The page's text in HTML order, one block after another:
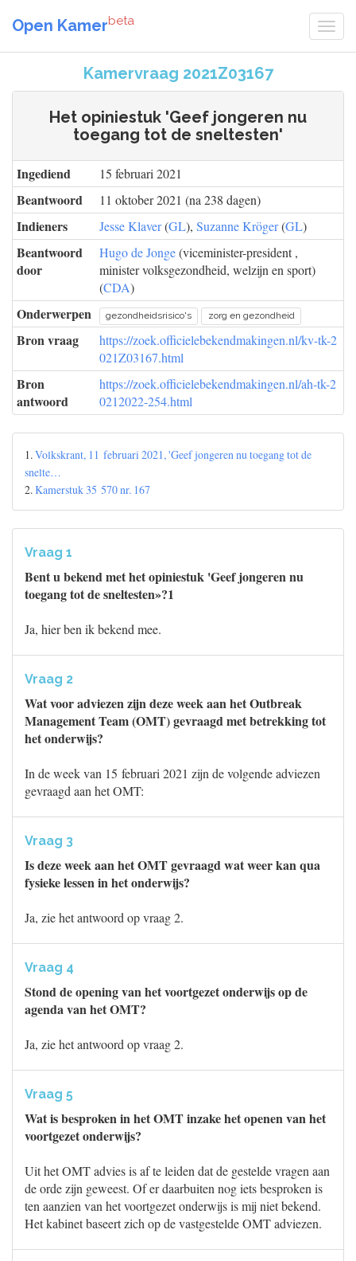
Open Kamerbeta
Kamervraag 2021Z03167
Het opiniestuk 'Geef jongeren nu
toegang tot de sneltesten'
Ingediend 15 februari 2021
Beantwoord 11 oktober 2021 (na 238 dagen)
Indieners Jesse Klaver(GL), Suzanne Kröger(GL)
Beantwoord
door
Hugo de Jonge(viceminister-president ,
minister volksgezondheid, welzijn en sport)
(CDA)
Onderwerpen gezondheidsrisico's zorg en gezondheid
Bron vraag
https://zoek.officielebekendmakingen.nl/kv-tk-2
021Z03167.html
Bron
antwoord
https://zoek.officielebekendmakingen.nl/ah-tk-2
0212022-254.html
1.Volkskrant, 11 februari 2021, 'Geef jongeren nu toegang tot de
snelte…
2.Kamerstuk 35 570 nr. 167
Vraag 1
Bent u bekend met het opiniestuk 'Geef jongeren nu
toegang tot de sneltesten»?1
Ja, hier ben ik bekend mee.
Vraag 2
Wat voor adviezen zijn deze week aan het Outbreak
Management Team (OMT) gevraagd met betrekking tot
het onderwijs?
In de week van 15 februari 2021 zijn de volgende adviezen
gevraagd aan het OMT:
Vraag 3
Is deze week aan het OMT gevraagd wat weer kan qua
fysieke lessen in het onderwijs?
Ja, zie het antwoord op vraag 2.
Vraag 4
Stond de opening van het voortgezet onderwijs op de
agenda van het OMT?
Ja, zie het antwoord op vraag 2.
Vraag 5
Wat is besproken in het OMT inzake het openen van het
voortgezet onderwijs?
Uit het OMT advies is af te leiden dat de gestelde vragen aan
de orde zijn geweest. Of er daarbuiten nog iets besproken is
ten aanzien van het voortgezet onderwijs is mij niet bekend.
Het kabinet baseert zich op de vastgestelde OMT adviezen.